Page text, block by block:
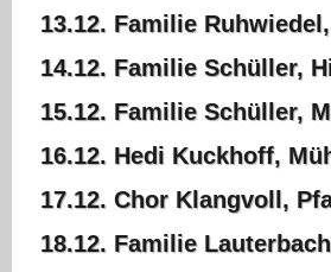
13.12. Familie
14.12. Familie Schüller,
15.12. Familie Schüller,
16.12. Hedi Kuckhoff,
17.12. Chor Klangvoll,
18.12. Familie